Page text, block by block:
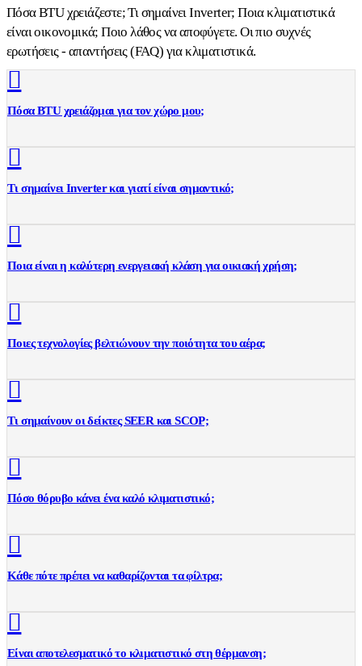
Πόσα BTU χρειάζεστε; Τι σημαίνει Inverter; Ποια κλιματιστικά
είναι οικονομικά; Ποιο λάθος να αποφύγετε. Οι πιο συχνές
ερωτήσεις - απαντήσεις (FAQ) για κλιματιστικά.
Πόσα BTU χρειάζομαι για τον χώρο μου;
Τι σημαίνει Inverter και γιατί είναι σημαντικό;
Ποια είναι η καλύτερη ενεργειακή κλάση για οικιακή χρήση;
Ποιες τεχνολογίες βελτιώνουν την ποιότητα του αέρα;
Τι σημαίνουν οι δείκτες SEER και SCOP;
Πόσο θόρυβο κάνει ένα καλό κλιματιστικό;
Κάθε πότε πρέπει να καθαρίζονται τα φίλτρα;
Είναι αποτελεσματικό το κλιματιστικό στη θέρμανση;